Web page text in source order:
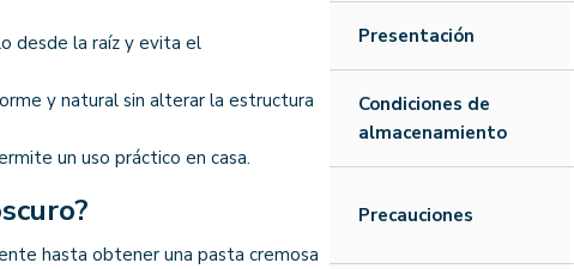
desde la raíz y evita el
y natural sin alterar la estructura
un uso práctico en casa.
hasta obtener una pasta cremosa
Presentación
Condiciones de
almacenamiento
Precauciones